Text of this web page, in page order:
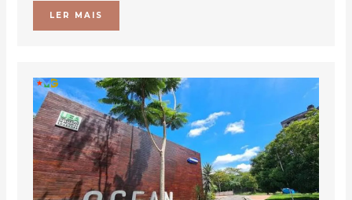
LER MAIS